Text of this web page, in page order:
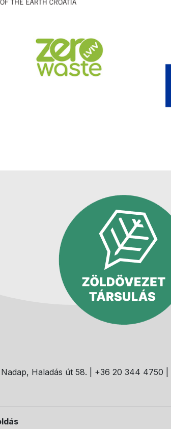
Haladás út 58. | +36 20 344 4750 |